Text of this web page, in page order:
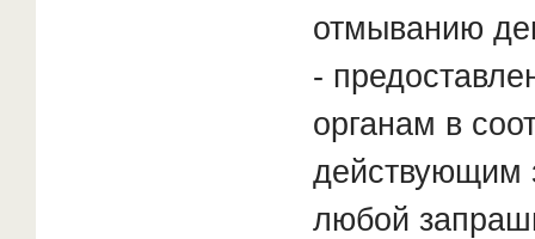
отмыванию
-
органам в
действующим
любой